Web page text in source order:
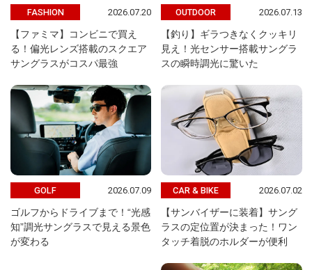
FASHION 2026.07.20
【ファミマ】コンビニで買え
る！偏光レンズ搭載のスクエア
サングラスがコスパ最強
OUTDOOR 2026.07.13
【釣り】ギラつきなくクッキリ
見え！光センサー搭載サングラ
スの瞬時調光に驚いた
GOLF 2026.07.09
ゴルフからドライブまで！“光感
知”調光サングラスで見える景色
が変わる
CAR & BIKE 2026.07.02
【サンバイザーに装着】サング
ラスの定位置が決まった！ワン
タッチ着脱のホルダーが便利